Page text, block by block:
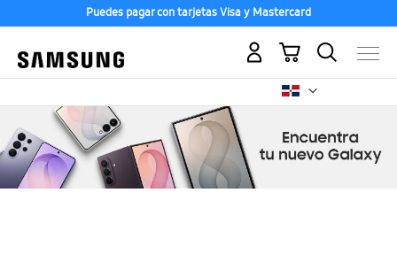
Puedes pagar con tarjetas Visa y Mastercard
Mi carrito